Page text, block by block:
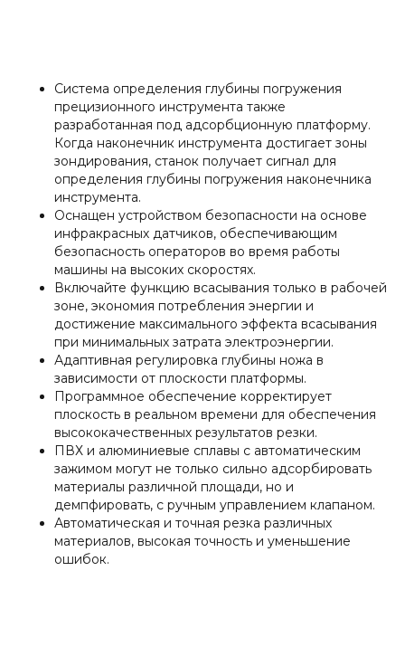
Система определения глубины погружения
прецизионного инструмента также
разработанная под адсорбционную платформу.
Когда наконечник инструмента достигает зоны
зондирования, станок получает сигнал для
определения глубины погружения наконечника
инструмента.
Оснащен устройством безопасности на основе
инфракрасных датчиков, обеспечивающим
безопасность операторов во время работы
машины на высоких скоростях.
Включайте функцию всасывания только в рабочей
зоне, экономия потребления энергии и
достижение максимального эффекта всасывания
при минимальных затрата электроэнергии.
Адаптивная регулировка глубины ножа в
зависимости от плоскости платформы.
Программное обеспечение корректирует
плоскость в реальном времени для обеспечения
высококачественных результатов резки.
ПВХ и алюминиевые сплавы с автоматическим
зажимом могут не только сильно адсорбировать
материалы различной площади, но и
демпфировать, с ручным управлением клапаном.
Автоматическая и точная резка различных
материалов, высокая точность и уменьшение
ошибок.